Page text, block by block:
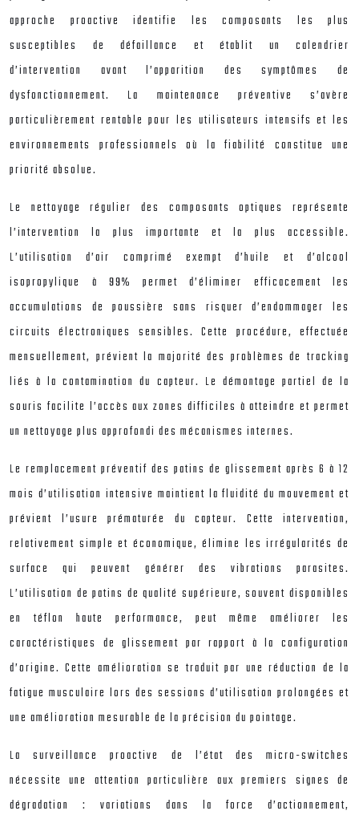
approche proactive identifie les composants les plus
susceptibles de défaillance et établit un calendrier
d’intervention avant l’apparition des symptômes de
dysfonctionnement. La maintenance préventive s’avère
particulièrement rentable pour les utilisateurs intensifs et les
environnements professionnels où la fiabilité constitue une
priorité absolue.
Le nettoyage régulier des composants optiques représente
l’intervention la plus importante et la plus accessible.
L’utilisation d’air comprimé exempt d’huile et d’alcool
isopropylique à 99% permet d’éliminer efficacement les
accumulations de poussière sans risquer d’endommager les
circuits électroniques sensibles. Cette procédure, effectuée
mensuellement, prévient la majorité des problèmes de tracking
liés à la contamination du capteur. Le démontage partiel de la
souris facilite l’accès aux zones difficiles à atteindre et permet
un nettoyage plus approfondi des mécanismes internes.
Le remplacement préventif des patins de glissement après 6 à 12
mois d’utilisation intensive maintient la fluidité du mouvement et
prévient l’usure prématurée du capteur. Cette intervention,
relativement simple et économique, élimine les irrégularités de
surface qui peuvent générer des vibrations parasites.
L’utilisation de patins de qualité supérieure, souvent disponibles
en téflon haute performance, peut même améliorer les
caractéristiques de glissement par rapport à la configuration
d’origine. Cette amélioration se traduit par une réduction de la
fatigue musculaire lors des sessions d’utilisation prolongées et
une amélioration mesurable de la précision du pointage.
La surveillance proactive de l’état des micro-switches
nécessite une attention particulière aux premiers signes de
dégradation : variations dans la force d’actionnement,